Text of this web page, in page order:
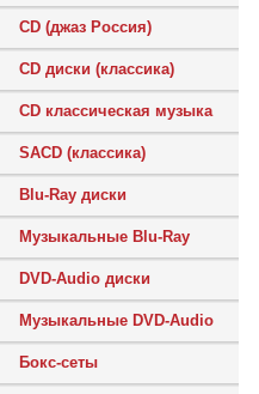
CD (джаз Россия)
CD диски (классика)
CD классическая музыка
SACD (классика)
Blu-Ray диски
Музыкальные Blu-Ray
DVD-Audio диски
Музыкальные DVD-Audio
Бокс-сеты